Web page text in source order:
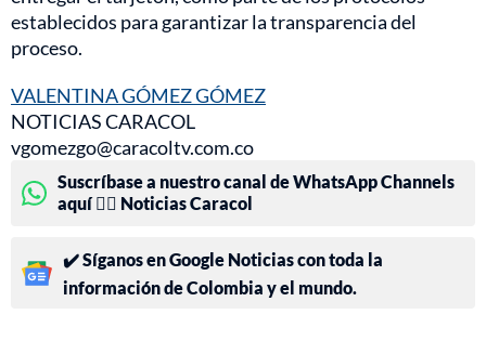
establecidos para garantizar la transparencia del
proceso.
VALENTINA GÓMEZ GÓMEZ
NOTICIAS CARACOL
vgomezgo@caracoltv.com.co
Suscríbase a nuestro canal de WhatsApp Channels
aquí 👉🏻 Noticias Caracol
✔️ Síganos en Google Noticias con toda la
información de Colombia y el mundo.